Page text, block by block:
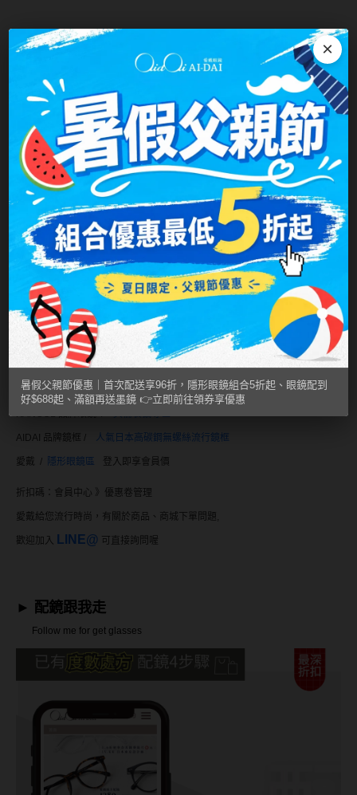
分類快捷區
IV.KK 品牌框眼鏡 / 個性潮框區
KANGOL 品牌眼鏡 /英倫袋鼠專區
AIDAI 品牌鏡框 / 人氣日本高碳鋼 無螺絲流行鏡框
愛戴 / 隱形眼鏡區 登入即享會員價
折扣碼： 會員中心 》優惠卷管理
愛戴給您流行時尚，有關於商品、商城下單問題,
歡迎加入 LINE@ 可直接詢問喔
► 配鏡跟我走
Follow me for get glasses
暑假父親節優惠｜首次配送享96折，隱形眼鏡組合5折起、眼鏡配到
好$688起、滿額再送墨鏡 👉立即前往領券享優惠
×